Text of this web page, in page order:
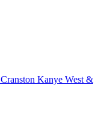
Kanye West &